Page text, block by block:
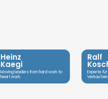
Heinz
Kaegi
Moving leaders from hard work to
heart work.
Ralf
Experte